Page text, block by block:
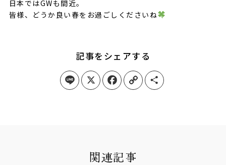
日本ではGWも間近。
皆様、どうか良い春をお過ごしくださいね
記事をシェアする
Line X Facebook Copy Link Share
関連記事